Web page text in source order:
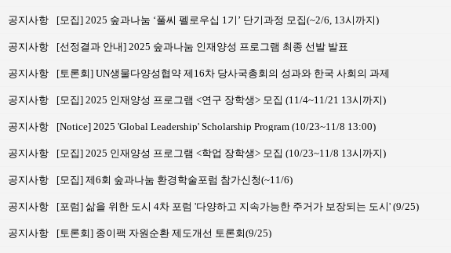
공지사항 [모집] 2025 숲과나눔 ‘풀씨 펠로우십 1기’ 단기과정 모집(~2/6, 13시까지)
공지사항 [선정결과 안내] 2025 숲과나눔 인재양성 프로그램 최종 선발 발표
공지사항 [토론회] UN생물다양성협약 제16차 당사국총회의 성과와 한국 사회의 과제
공지사항 [모집] 2025 인재양성 프로그램 <연구 장학생> 모집 (11/4~11/21 13시까지)
공지사항 [Notice] 2025 'Global Leadership' Scholarship Program (10/23~11/8 13:00)
공지사항 [모집] 2025 인재양성 프로그램 <학업 장학생> 모집 (10/23~11/8 13시까지)
공지사항 [모집] 제6회 숲과나눔 환경학술포럼 참가신청(~11/6)
공지사항 [포럼] 삶을 위한 도시 4차 포럼 '다양하고 지속가능한 주거가 보장되는 도시' (9/25)
공지사항 [토론회] 종이팩 자원순환 제도개선 토론회(9/25)